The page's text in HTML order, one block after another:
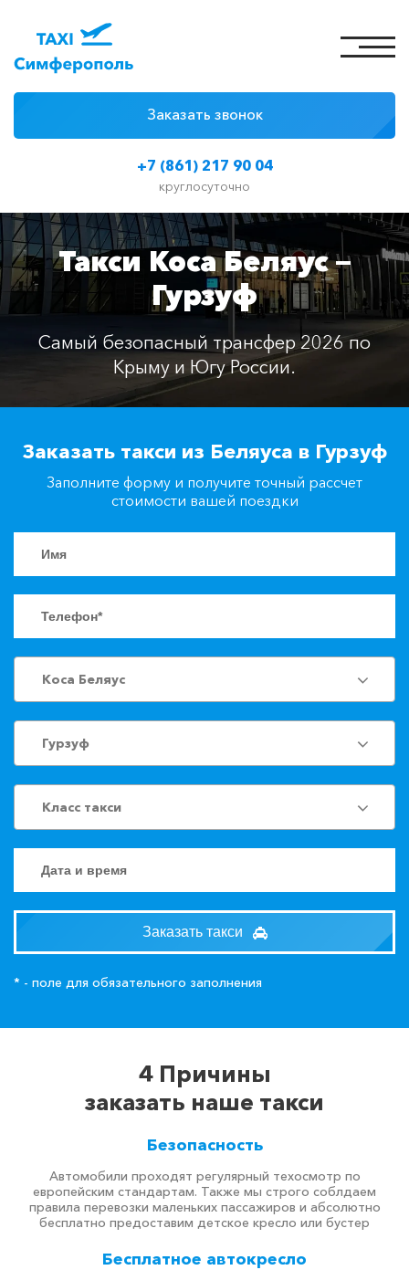
+7 (861) 217 90 04
круглосуточно
Заказать звонок
Цены на такси
Классы автомобилей
Отзывы
Контакты
Заказать такси
Такси Коса Беляус —
Гурзуф
Самый безопасный трансфер 2026 по
Крыму и Югу России.
Заказать такси из Беляуса в Гурзуф
Заполните форму и получите точный рассчет
стоимости вашей поездки
Коса Беляус
Гурзуф
Класс такси
Заказать такси
* - поле для обязательного заполнения
4 Причины
заказать наше такси
Безопасность
Автомобили проходят регулярный техосмотр по
европейским стандартам. Также мы строго соблдаем
правила перевозки маленьких пассажиров и абсолютно
бесплатно предоставим детское кресло или бустер
Бесплатное автокресло